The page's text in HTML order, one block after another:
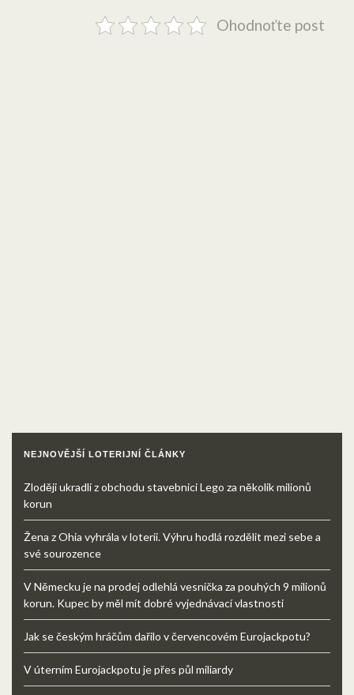
Ohodnoťte post
NEJNOVĚJŠÍ LOTERIJNÍ ČLÁNKY
Zloději ukradli z obchodu stavebnici Lego za několik milionů
korun
Žena z Ohia vyhrála v loterii. Výhru hodlá rozdělit mezi sebe a
své sourozence
V Německu je na prodej odlehlá vesnička za pouhých 9 milionů
korun. Kupec by měl mít dobré vyjednávací vlastnosti
Jak se českým hráčům dařilo v červencovém Eurojackpotu?
V úterním Eurojackpotu je přes půl miliardy